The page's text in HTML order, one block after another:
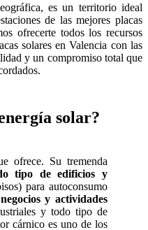
es un territorio ideal
de las mejores placas
ofrecerte todos los recursos
solares en Valencia con las
y un compromiso total que
solar?
ofrece. Su tremenda
tipo de edificios y
para autoconsumo
y actividades
y todo tipo de
cárnico es uno de los